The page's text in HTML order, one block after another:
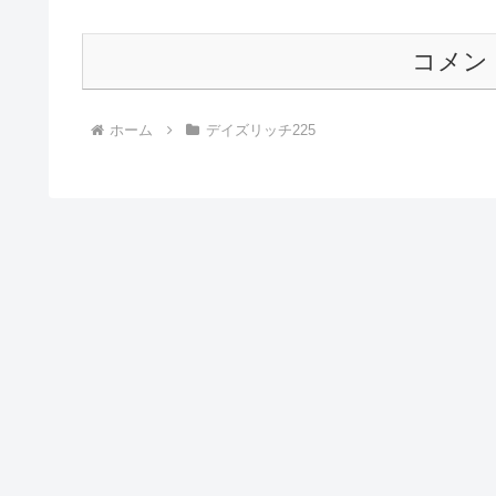
コメン
ホーム デイズリッチ225